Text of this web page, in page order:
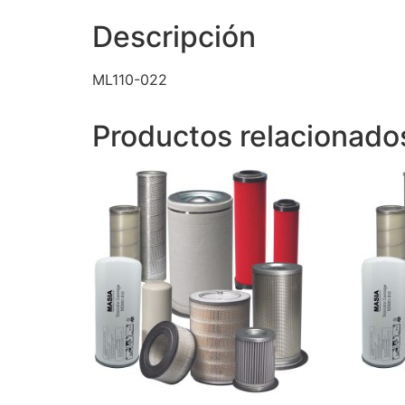
Descripción
ML110-022
Productos